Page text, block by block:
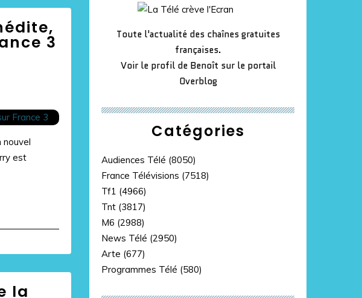
3
nouvel
est
la
Catégories
Audiences Télé (8050)
France Télévisions (7518)
Tf1 (4966)
Tnt (3817)
M6 (2988)
News Télé (2950)
Arte (677)
Programmes Télé (580)
Toute l'actualité des chaînes gratuites
françaises.
Voir le profil de Benoît sur le portail
Overblog